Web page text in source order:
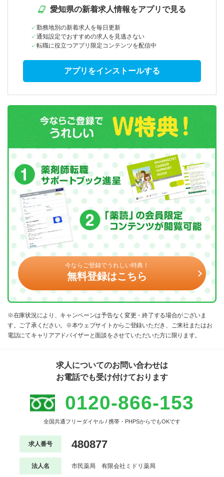
愛知県の新着求人情報をアプリで見る
勤務地別の新着求人を毎日更新
通知設定でおすすめの求人を見逃さない
転職に役立つアプリ限定コンテンツを配信中
アプリをインストールする
今ならご登録でうれしい特典！
無料登録はこちら
※在庫状況により、キャンペーンは予告なく変更・終了する場合がございま
す。ご了承ください。※本ウェブサイトからご登録いただき、ご来社またはお
電話にてキャリアアドバイザーと面談をさせていただいた方に限ります。
求人についてのお問い合わせは
お電話でも受け付けております
0120-866-153
全国共通フリーダイヤル / 携帯・PHPSからでもOKです
求人番号 480877
法人名 市民薬局 有限会社ミドリ薬局